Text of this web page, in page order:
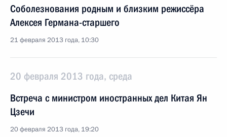
Соболезнования родным и близким режиссёра
Алексея Германа-старшего
21 февраля 2013 года, 10:30
20 февраля 2013 года, среда
Встреча с министром иностранных дел Китая Ян
Цзечи
20 февраля 2013 года, 19:20